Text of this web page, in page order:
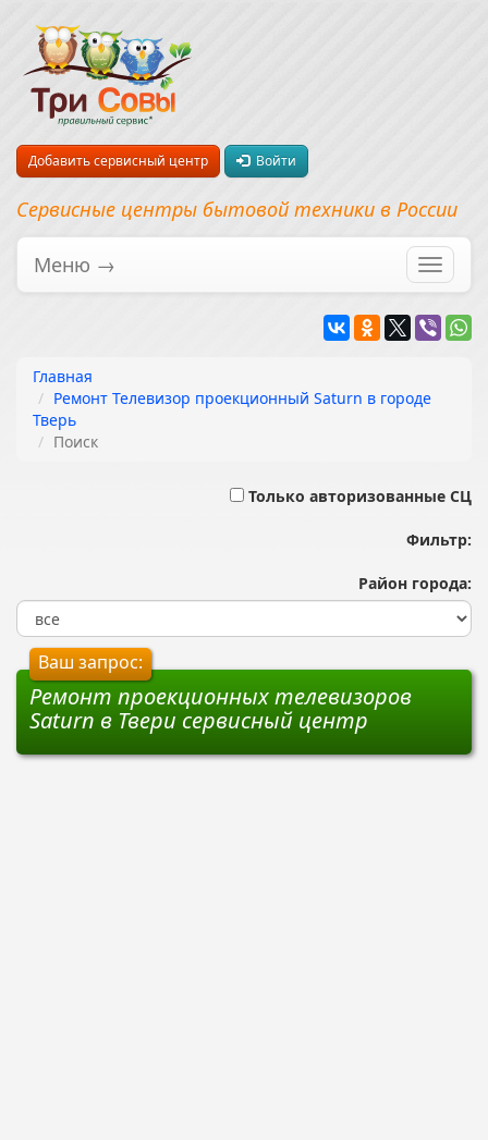
Добавить сервисный центр Войти
Сервисные центры бытовой техники в России
Меню →
Главная
Ремонт Телевизор проекционный Saturn в городе
Тверь
Поиск
Только авторизованные СЦ
Фильтр:
Район города:
Ваш запрос:
Ремонт проекционных телевизоров
Saturn в Твери сервисный центр